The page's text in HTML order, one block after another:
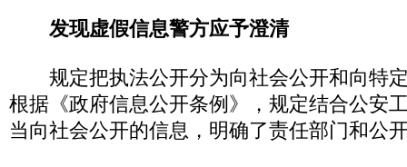
发现虚假信息警方应予澄清
规定把执法公开分为向社会公开和向特
根据《政府信息公开条例》，规定结合公安
当向社会公开的信息，明确了责任部门和公